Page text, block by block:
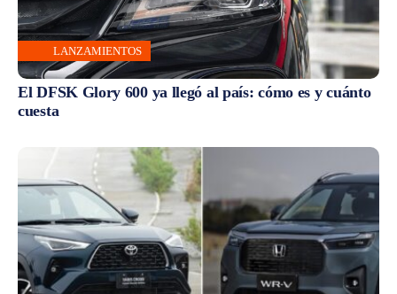
LANZAMIENTOS
El DFSK Glory 600 ya llegó al país: cómo es y cuánto
cuesta